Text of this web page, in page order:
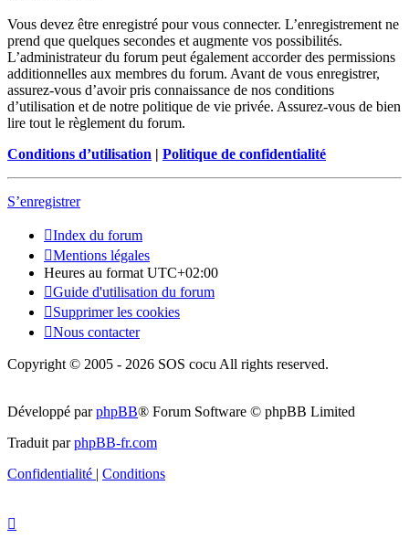
Vous devez être enregistré pour vous connecter. L’enregistrement ne
prend que quelques secondes et augmente vos possibilités.
L’administrateur du forum peut également accorder des permissions
additionnelles aux membres du forum. Avant de vous enregistrer,
assurez-vous d’avoir pris connaissance de nos conditions
d’utilisation et de notre politique de vie privée. Assurez-vous de bien
lire tout le règlement du forum.
Conditions d’utilisation | Politique de confidentialité
S’enregistrer
Index du forum
Mentions légales
Heures au formatUTC+02:00
Guide d'utilisation du forum
Supprimer les cookies
Nous contacter
Copyright © 2005 - 2026 SOS cocu All rights reserved.
Développé parphpBB® Forum Software © phpBB Limited
Traduit parphpBB-fr.com
Confidentialité | Conditions